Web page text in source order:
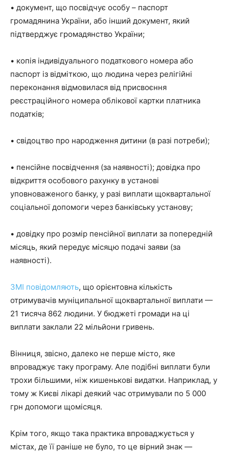
• документ, що посвідчує особу – паспорт
громадянина України, або інший документ, який
підтверджує громадянство України;
• копія індивідуального податкового номера або
паспорт із відміткою, що людина через релігійні
переконання відмовилася від присвоєння
реєстраційного номера облікової картки платника
податків;
• свідоцтво про народження дитини (в разі потреби);
• пенсійне посвідчення (за наявності); довідка про
відкриття особового рахунку в установі
уповноваженого банку, у разі виплати щоквартальної
соціальної допомоги через банківську установу;
• довідку про розмір пенсійної виплати за попередній
місяць, який передує місяцю подачі заяви (за
наявності).
ЗМІ повідомляють, що орієнтовна кількість
отримувачів муніципальної щоквартальної виплати —
21 тисяча 862 людини. У бюджеті громади на ці
виплати заклали 22 мільйони гривень.
Вінниця, звісно, далеко не перше місто, яке
впроваджує таку програму. Але подібні виплати були
трохи більшими, ніж кишенькові видатки. Наприклад, у
тому ж Києві лікарі деякий час отримували по 5 000
грн допомоги щомісяця.
Крім того, якщо така практика впроваджується у
містах, де її раніше не було, то це вірний знак —